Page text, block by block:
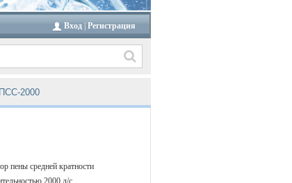
Вход Регистрация
2000
пены средней кратности
2000 л/с.